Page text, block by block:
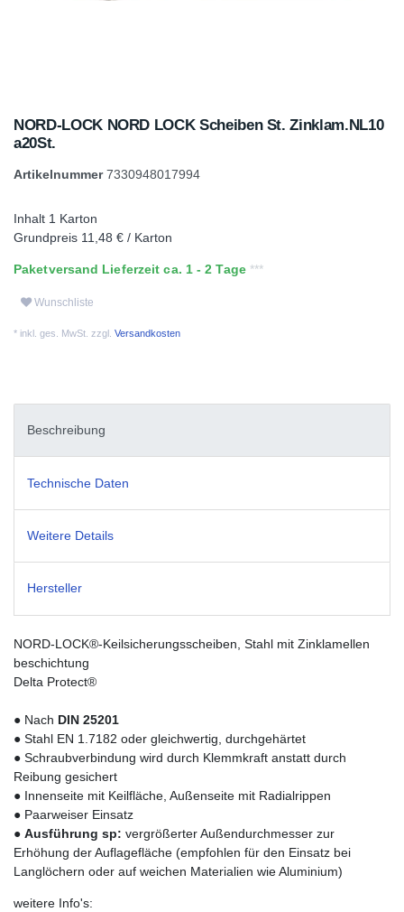
NORD-LOCK NORD LOCK Scheiben St. Zinklam.NL10
a20St.
Artikelnummer7330948017994
Inhalt 1 Karton
Grundpreis 11,48 € / Karton
Paketversand Lieferzeit ca. 1 - 2 Tage
Wunschliste
* inkl. ges. MwSt. zzgl. Versandkosten
Beschreibung
Technische Daten
Weitere Details
Hersteller
NORD-LOCK®-Keilsicherungsscheiben, Stahl mit Zinklamellen
beschichtung
Delta Protect®
● Nach DIN 25201
● Stahl EN 1.7182 oder gleichwertig, durchgehärtet
● Schraubverbindung wird durch Klemmkraft anstatt durch
Reibung gesichert
● Innenseite mit Keilfläche, Außenseite mit Radialrippen
● Paarweiser Einsatz
● Ausführung sp: vergrößerter Außendurchmesser zur
Erhöhung der Auflagefläche (empfohlen für den Einsatz bei
Langlöchern oder auf weichen Materialien wie Aluminium)
weitere Info's: